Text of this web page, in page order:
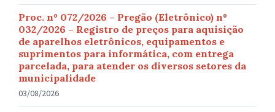
Proc. nº 072/2026 – Pregão (Eletrônico) nº
032/2026 – Registro de preços para aquisição
de aparelhos eletrônicos, equipamentos e
suprimentos para informática, com entrega
parcelada, para atender os diversos setores da
municipalidade
03/08/2026